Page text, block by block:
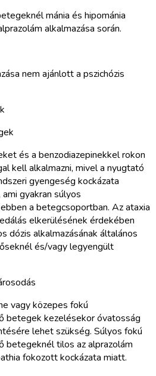
mánia és hipománia
alkalmazása során.
nem ajánlott a pszichózis
és a benzodiazepinekkel rokon
kell alkalmazni, mivel a nyugtató
gyengeség kockázata
gyakran súlyos
a betegcsoportban. Az ataxia
elkerülésének érdekében
dózis alkalmazásának általános
és/vagy legyengült
vagy közepes fokú
betegek kezelésekor óvatosság
lehet szükség. Súlyos fokú
betegeknél tilos az alprazolám
fokozott kockázata miatt.